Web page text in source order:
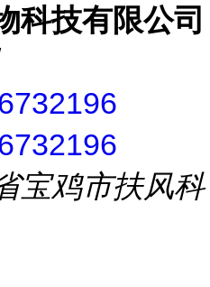
科技有限公司
宝鸡市扶风科